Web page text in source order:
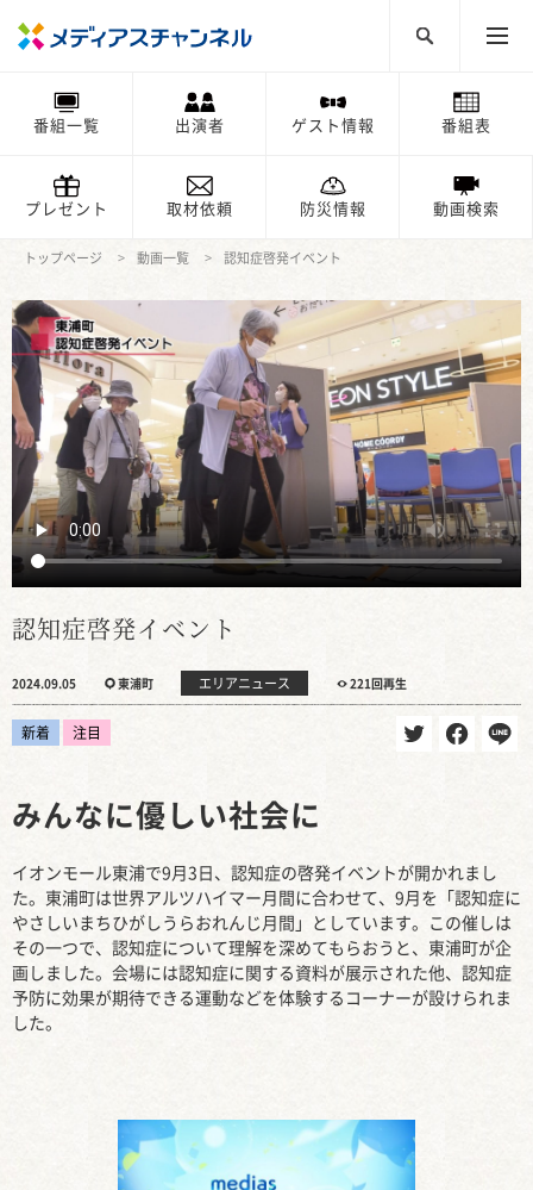
番組一覧 出演者 ゲスト情報 番組表
プレゼント 取材依頼 防災情報 動画検索
トップページ 動画一覧 認知症啓発イベント
認知症啓発イベント
2024.09.05 東浦町 エリアニュース 221回再生
新着 注目
みんなに優しい社会に
イオンモール東浦で9月3日、認知症の啓発イベントが開かれまし
た。東浦町は世界アルツハイマー月間に合わせて、9月を「認知症に
やさしいまちひがしうらおれんじ月間」としています。この催しは
その一つで、認知症について理解を深めてもらおうと、東浦町が企
画しました。会場には認知症に関する資料が展示された他、認知症
予防に効果が期待できる運動などを体験するコーナーが設けられま
した。